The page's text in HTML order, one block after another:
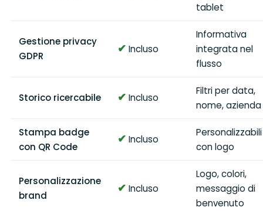
tablet
Gestione privacy
GDPR
✔ Incluso
Informativa
integrata nel
flusso
Storico ricercabile ✔ Incluso
Filtri per data,
nome, azienda
Stampa badge
con QR Code
✔ Incluso
Personalizzabili
con logo
Personalizzazione
brand
✔ Incluso
Logo, colori,
messaggio di
benvenuto